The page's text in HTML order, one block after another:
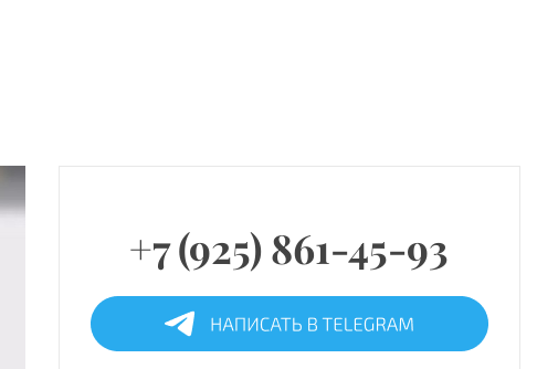
+7 (925) 861-45-93